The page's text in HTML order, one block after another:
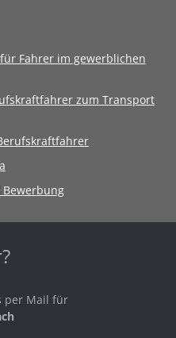
Fahrer im gewerblichen
zum Transport
per Mail für